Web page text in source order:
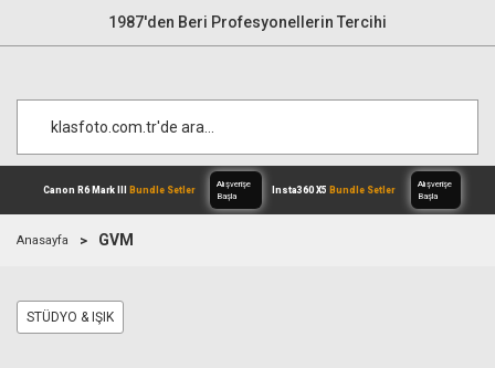
1987'den Beri Profesyonellerin Tercihi
Canon R6 Mark III
Anasayfa GVM
STÜDYO & IŞIK